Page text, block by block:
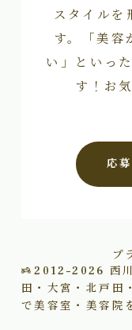
スタイルを
す。「美容
い」といっ
す！お
応
プ
2012–2026 西
田・大宮・北戸田
で美容室・美容院